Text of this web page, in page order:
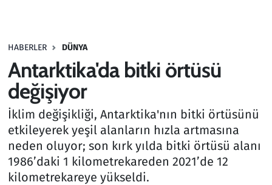
HABERLER DÜNYA
Antarktika'da bitki örtüsü
değişiyor
İklim değişikliği, Antarktika'nın bitki örtüsünü
etkileyerek yeşil alanların hızla artmasına
neden oluyor; son kırk yılda bitki örtüsü alanı
1986’daki 1 kilometrekareden 2021’de 12
kilometrekareye yükseldi.
Haber
Kültür Sanat
Kurumsal Haberler
Lezzet Durağı
Memur ve Kamu